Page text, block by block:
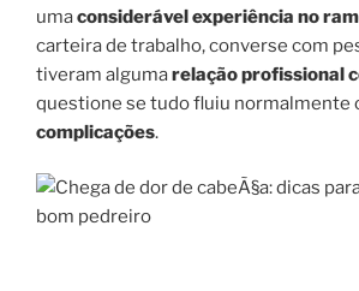
umaconsiderável experiência no
carteira de trabalho, converse com
tiveram algumarelação profissional
questione se tudo fluiu normalmente
complicações.